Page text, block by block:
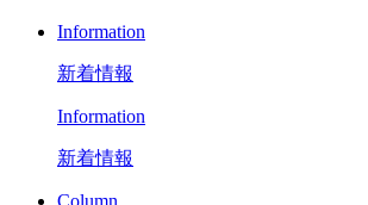
Information
新着情報
Information
新着情報
Column